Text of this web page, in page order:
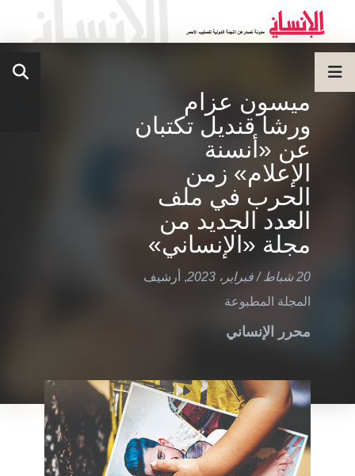
ميسون عزام
ورشا قنديل تكتبان
عن «أنسنة
الإعلام» زمن
الحرب في ملف
العدد الجديد من
مجلة «الإنساني»
20 شباط / فبراير، 2023 , أرشيف
المجلة المطبوعة
محرر الإنساني